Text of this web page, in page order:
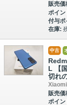
販売価
ポイン
付与ポ
在庫:
中古
L 【
切れ
Xiaomi
販売価
ポイン